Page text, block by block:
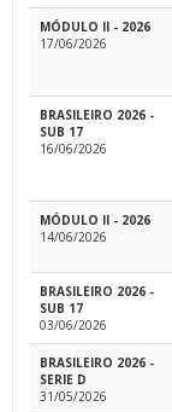
MÓDULO II - 2026
17/06/2026
BRASILEIRO 2026 -
SUB 17
16/06/2026
MÓDULO II - 2026
14/06/2026
BRASILEIRO 2026 -
SUB 17
03/06/2026
BRASILEIRO 2026 -
SERIE D
31/05/2026